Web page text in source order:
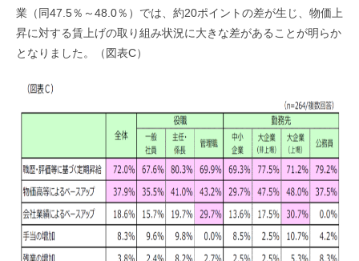
業（同47.5％～48.0％）では、約20ポイントの差が生じ、物価上
昇に対する賃上げの取り組み状況に大きな差があることが明らか
となりました。（図表C）